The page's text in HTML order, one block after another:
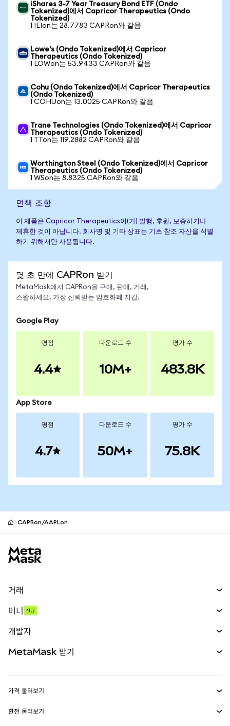
iShares 3-7 Year Treasury Bond ETF (Ondo
Tokenized)에서 Capricor Therapeutics (Ondo
Tokenized)
1 IEIon는 28.7783 CAPRon와 같음
Lowe's (Ondo Tokenized)에서 Capricor
Therapeutics (Ondo Tokenized)
1 LOWon는 53.9433 CAPRon와 같음
Cohu (Ondo Tokenized)에서 Capricor Therapeutics
(Ondo Tokenized)
1 COHUon는 13.0025 CAPRon와 같음
Trane Technologies (Ondo Tokenized)에서 Capricor
Therapeutics (Ondo Tokenized)
1 TTon는 119.2882 CAPRon와 같음
Worthington Steel (Ondo Tokenized)에서 Capricor
Therapeutics (Ondo Tokenized)
1 WSon는 8.8325 CAPRon와 같음
면책 조항
이 제품은 Capricor Therapeutics이(가) 발행, 후원, 보증하거나
제휴한 것이 아닙니다. 회사명 및 기타 상표는 기초 참조 자산을 식별
하기 위해서만 사용됩니다.
몇 초 만에 CAPRon 받기
MetaMask에서 CAPRon을 구매, 판매, 거래,
스왑하세요. 가장 신뢰받는 암호화폐 지갑.
Google Play
평점
4.4
다운로드 수
10M+
평가 수
483.8K
App Store
평점
4.7
다운로드 수
50M+
평가 수
75.8K
CAPRon/AAPLon
거래
무기한 선물
실물자산
머니 신규
개발자
MetaMask Connect
MetaMask 받기
가격 둘러보기
이더리움 가격
환전 둘러보기